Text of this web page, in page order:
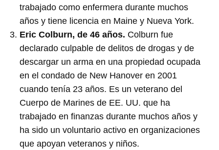
trabajado como enfermera durante muchos
años y tiene licencia en Maine y Nueva York.
Eric Colburn, de 46 años. Colburn fue
declarado culpable de delitos de drogas y de
descargar un arma en una propiedad ocupada
en el condado de New Hanover en 2001
cuando tenía 23 años. Es un veterano del
Cuerpo de Marines de EE. UU. que ha
trabajado en finanzas durante muchos años y
ha sido un voluntario activo en organizaciones
que apoyan veteranos y niños.